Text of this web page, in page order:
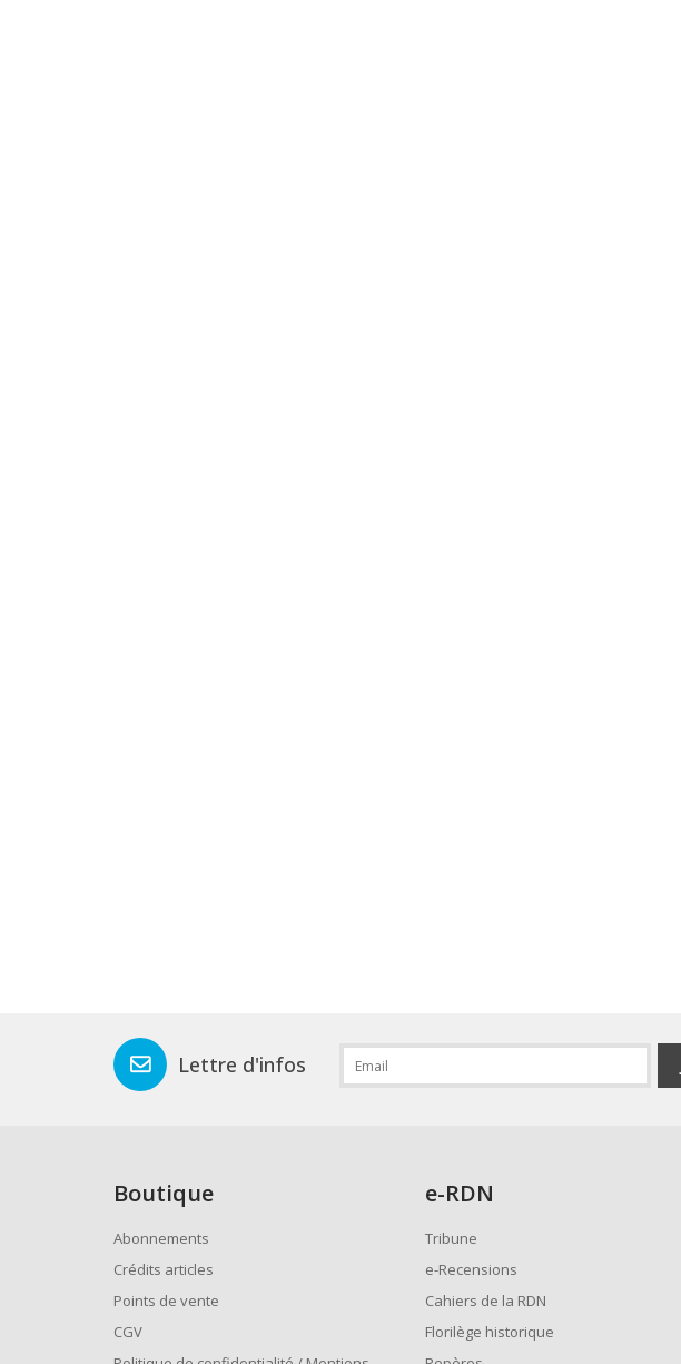
Lettre d'infos
Boutique
Abonnements
Crédits articles
Points de vente
CGV
e-RDN
Tribune
e-Recensions
Cahiers de la RDN
Florilège historique